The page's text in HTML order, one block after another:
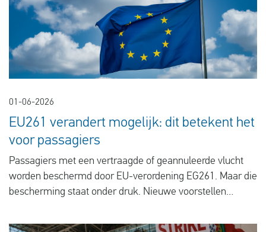
01-06-2026
EU261 verandert mogelijk: dit betekent het
voor passagiers
Passagiers met een vertraagde of geannuleerde vlucht
worden beschermd door EU-verordening EG261. Maar die
bescherming staat onder druk. Nieuwe voorstellen
hebben op compensatie en hun recht minder makkelijk